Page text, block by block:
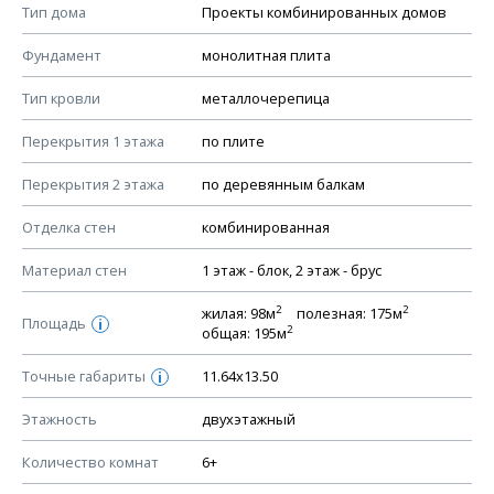
Тип дома Проекты комбинированных домов
Фундамент монолитная плита
Тип кровли металлочерепица
Перекрытия 1 этажа по плите
Перекрытия 2 этажа по деревянным балкам
Отделка стен комбинированная
Материал стен 1 этаж - блок, 2 этаж - брус
Площадь i
жилая: 98м2 полезная: 175м2
общая: 195м2
Точные габариты i 11.64х13.50
Этажность двухэтажный
Количество комнат 6+
КОНСТРУКТИВНЫЕ РЕШЕНИЯ (КР)
Ведомость рабочих чертежей основного комплекта КР
План фундамента
Устройство фундамента, спецификация материалов
Планы перекрытий этажей, спецификация элементов
Устройство перекрытий
Устройство стен
Спецификация материалов стен
Схема расположения лаг чердака (если есть)
Схема расположения элементов стропил
Спецификация элементов стропил
Устройство стропильной системы
Узлы устройства кровли